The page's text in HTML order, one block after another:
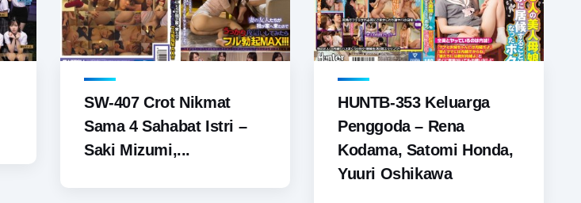
SW-407 Crot Nikmat
Sama 4 Sahabat Istri –
Saki Mizumi,...
HUNTB-353 Keluarga
Penggoda – Rena
Kodama, Satomi Honda,
Yuuri Oshikawa